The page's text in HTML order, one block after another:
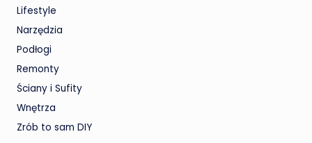
Lifestyle
Narzędzia
Podłogi
Remonty
Ściany i Sufity
Wnętrza
Zrób to sam DIY